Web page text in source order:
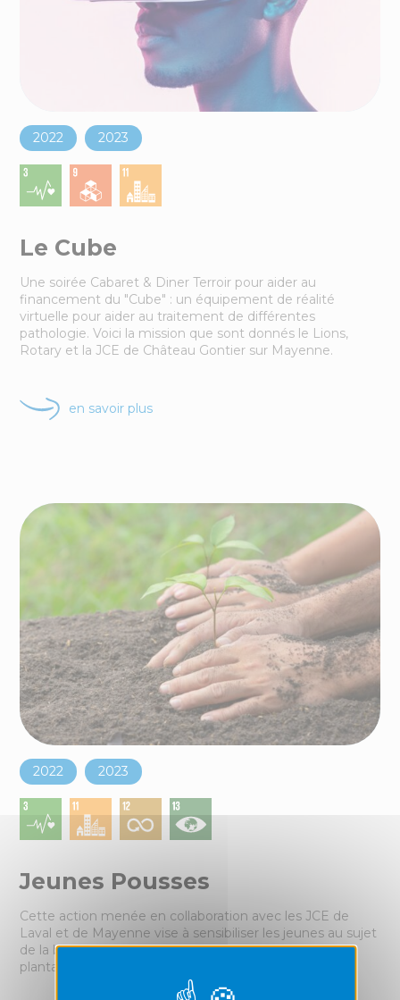
2022 2023
Le Cube
Une soirée Cabaret & Diner Terroir pour aider au
financement du "Cube" : un équipement de réalité
virtuelle pour aider au traitement de différentes
pathologie. Voici la mission que sont donnés le Lions,
Rotary et la JCE de Château Gontier sur Mayenne.
en savoir plus
2022 2023
Jeunes Pousses
Cette action menée en collaboration avec les JCE de
Laval et de Mayenne vise à sensibiliser les jeunes au sujet
de la biodiversité en leur expliquant l'importance des
plantations (haies, arbres, ilôt de verdure urbain).